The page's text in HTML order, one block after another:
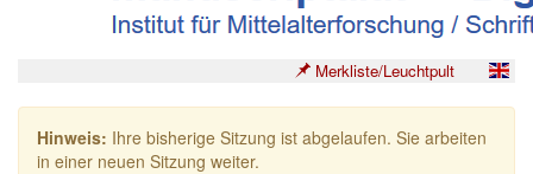
Merkliste/Leuchtpult
Hinweis: Ihre bisherige Sitzung ist abgelaufen. Sie arbeiten
in einer neuen Sitzung weiter.